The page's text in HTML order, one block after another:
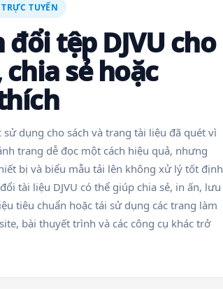
TUYẾN
đổi tệp DJVU cho
sẻ hoặc
sử dụng cho sách và trang tài liệu đã quét vì
trang dễ đọc một cách hiệu quả, nhưng
bị và biểu mẫu tải lên không xử lý tốt định
tài liệu DJVU có thể giúp chia sẻ, in ấn, lưu
tiêu chuẩn hoặc tái sử dụng các trang làm
bài thuyết trình và các công cụ khác trở